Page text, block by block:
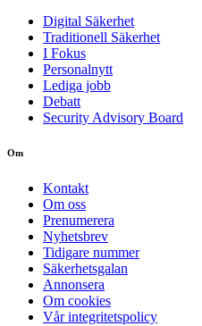
Digital Säkerhet
Traditionell Säkerhet
I Fokus
Personalnytt
Lediga jobb
Debatt
Security Advisory Board
Om
Kontakt
Om oss
Prenumerera
Nyhetsbrev
Tidigare nummer
Säkerhetsgalan
Annonsera
Om cookies
Vår integritetspolicy